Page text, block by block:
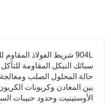
904L شريط الفولاذ المقاوم للصدأ
سبائك النيكل المقاومة
حالة المحلول الصلب
بين المعادن وكربونات
الأوستينيت وحدود حبيبات